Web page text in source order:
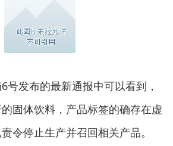
号发布的最新通报中可以看到，
固体饮料，产品标签的确存在虚
令停止生产并召回相关产品。